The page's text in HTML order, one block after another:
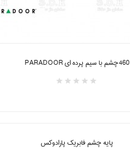
460چشم با سیم پرده ای PARADOOR
پایه چشم فابریک پارادوکس